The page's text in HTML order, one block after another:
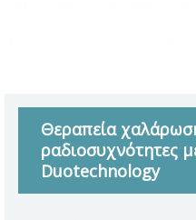
Θεραπεία
ραδιοσυχνότητες
Duotechnology